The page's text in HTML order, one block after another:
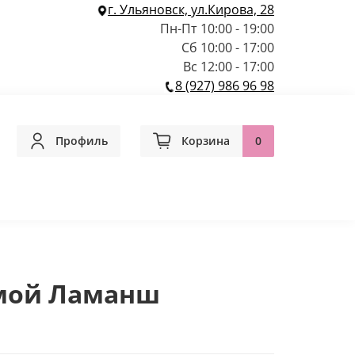
г. Ульяновск, ул.Кирова, 28
Пн-Пт 10:00 - 19:00
Сб 10:00 - 17:00
Вс 12:00 - 17:00
8 (927) 986 96 98
Профиль Корзина 0
Ламанш